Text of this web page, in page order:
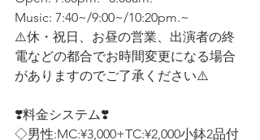
Music: 7:40~/9:00~/10:20pm.~
⚠️休・祝日、お昼の営業、出演者の終
電などの都合でお時間変更になる場合
がありますのでご了承ください⚠️
❣️料金システム❣️
◇男性:MC:¥3,000+TC:¥2,000小鉢2品付